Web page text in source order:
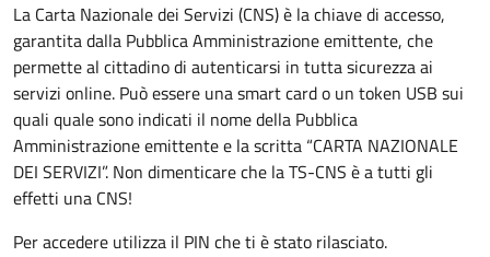
La Carta Nazionale dei Servizi (CNS) è la chiave di accesso,
garantita dalla Pubblica Amministrazione emittente, che
permette al cittadino di autenticarsi in tutta sicurezza ai
servizi online. Può essere una smart card o un token USB sui
quali quale sono indicati il nome della Pubblica
Amministrazione emittente e la scritta “CARTA NAZIONALE
DEI SERVIZI”. Non dimenticare che la TS-CNS è a tutti gli
effetti una CNS!
Per accedere utilizza il PIN che ti è stato rilasciato.